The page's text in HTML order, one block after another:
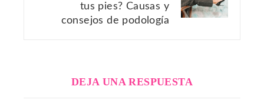
tus pies? Causas y
consejos de podología
DEJA UNA RESPUESTA